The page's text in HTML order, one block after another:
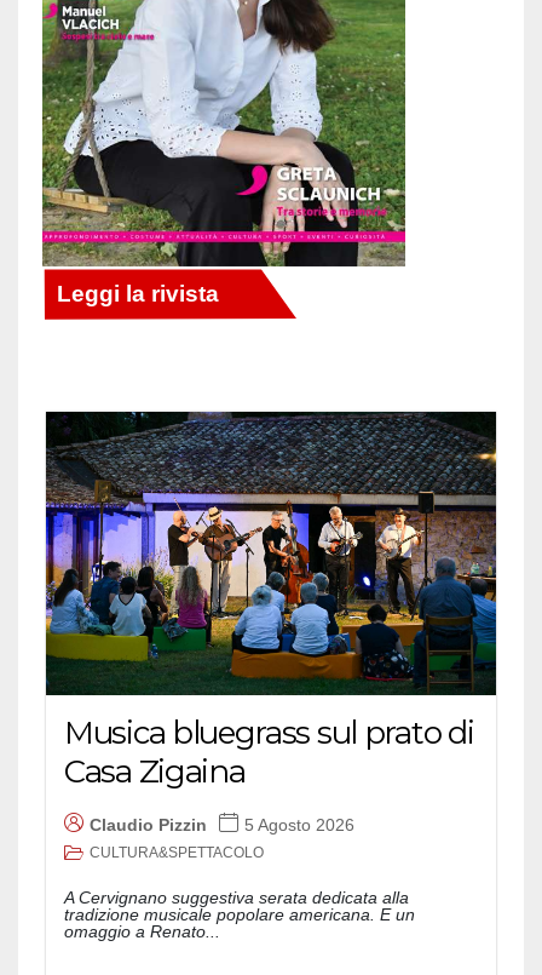
Musica bluegrass sul prato di
Casa Zigaina
Claudio Pizzin 5 Agosto 2026
CULTURA&SPETTACOLO
A Cervignano suggestiva serata dedicata alla
tradizione musicale popolare americana. E un
omaggio a Renato...